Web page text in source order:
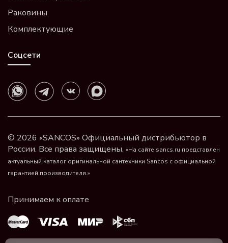
Раковины
Комплектующие
Соцсети
© 2026 «SANCOS» Официальный дистрибьютор в
России. Все права защищены. «На сайте sancs.ru представлен
актуальный каталог оригинальной сантехники Sancos с официальной
гарантией производителя.»